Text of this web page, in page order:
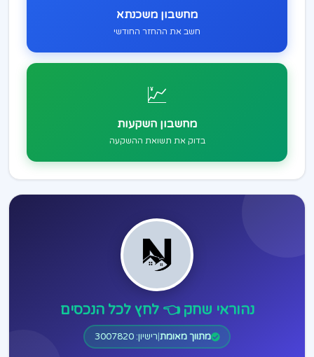
מחשבון משכנתא
חשב את ההחזר החודשי
💹
מחשבון השקעות
בדוק את תשואת ההשקעה
נהוראי שחק 👈 לחץ לכל הנכסים
מתווך מאומת|רישיון: 3007820